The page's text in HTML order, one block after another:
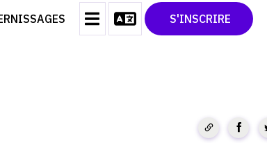
S'INSCRIRE
CONTACT
CGU
TWITTER
PINTEREST